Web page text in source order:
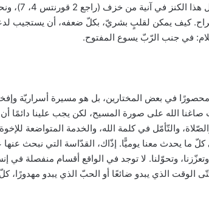
أن نشارك في قداسة
كيف يمكن لقلبٍ بشريّ، بكلّ ضعفه، أن يستجيب
في جنب الرّبّ يسوع المفتوح.
محصورًا في بعض المختارين، بل هو مسيرة أسراريّة
صاغنا الله على صورة المسيح، لكن يجب علينا دائمًا
والتّأمّل في كلمة الله، والخدمة المتواضعة
يحدث معنا يوميًّا. إذّاك، القدّاسة التي نبحث عنها
وتحوّلنا. لا توجد في الواقع أقسام منفصلة في
الوقت الذي يبدو ضائعًا أو الحبّ الذي يبدو مهدورًا،